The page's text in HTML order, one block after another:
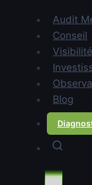
Audit
Conseil
Blog
la